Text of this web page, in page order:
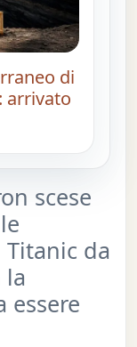
di
arrivato
scese
da
la
essere